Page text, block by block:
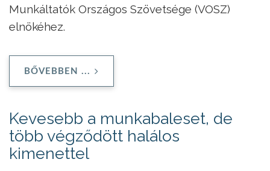
Munkáltatók Országos Szövetsége (VOSZ)
elnökéhez.
BŐVEBBEN ...
Kevesebb a munkabaleset, de
több végződött halálos
kimenettel